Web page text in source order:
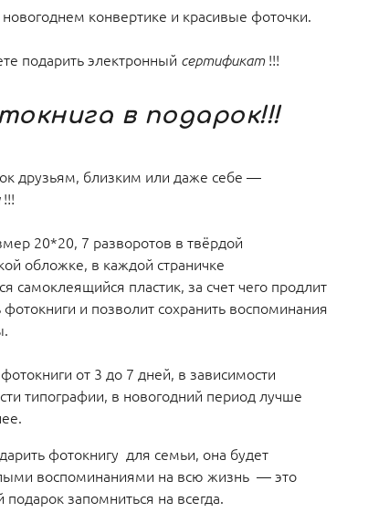
конвертике и красивые фоточки.
подарить электронный сертификат!!!
в подарок!!!
друзьям, близким или даже себе —
!!!
20*20, 7 разворотов в твёрдой
обложке, в каждой страничке
самоклеящийся пластик, за счет чего продлит
фотокниги и позволит сохранить воспоминания
от 3 до 7 дней, в зависимости
типографии, в новогодний период лучше
фотокнигу для семьи, она будет
воспоминаниями на всю жизнь — это
подарок запомниться на всегда.